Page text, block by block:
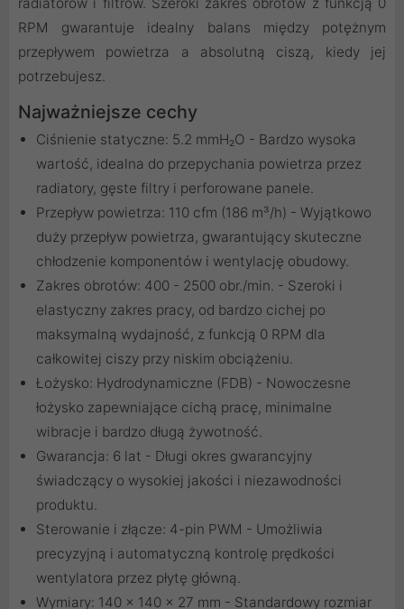
RPM gwarantuje idealny balans między potężnym
przepływem powietrza a absolutną ciszą, kiedy jej
potrzebujesz.
Najważniejsze cechy
Ciśnienie statyczne: 5.2 mmH₂O - Bardzo wysoka
wartość, idealna do przepychania powietrza przez
radiatory, gęste filtry i perforowane panele.
Przepływ powietrza: 110 cfm (186 m³/h) - Wyjątkowo
duży przepływ powietrza, gwarantujący skuteczne
chłodzenie komponentów i wentylację obudowy.
Zakres obrotów: 400 - 2500 obr./min. - Szeroki i
elastyczny zakres pracy, od bardzo cichej po
maksymalną wydajność, z funkcją 0 RPM dla
całkowitej ciszy przy niskim obciążeniu.
Łożysko: Hydrodynamiczne (FDB) - Nowoczesne
łożysko zapewniające cichą pracę, minimalne
wibracje i bardzo długą żywotność.
Gwarancja: 6 lat - Długi okres gwarancyjny
świadczący o wysokiej jakości i niezawodności
produktu.
Sterowanie i złącze: 4-pin PWM - Umożliwia
precyzyjną i automatyczną kontrolę prędkości
wentylatora przez płytę główną.
Wymiary: 140 x 140 x 27 mm - Standardowy rozmiar